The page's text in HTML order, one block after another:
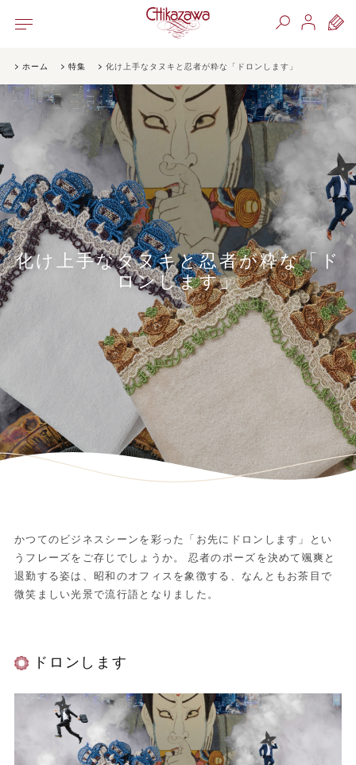
ホーム 特集 化け上手なタヌキと忍者が粋な「ドロンします」
化け上手なタヌキと忍者が粋な「ド
ロンします」
かつてのビジネスシーンを彩った「お先にドロンします」とい
うフレーズをご存じでしょうか。 忍者のポーズを決めて颯爽と
退勤する姿は、昭和のオフィスを象徴する、なんともお茶目で
微笑ましい光景で流行語となりました。
ドロンします